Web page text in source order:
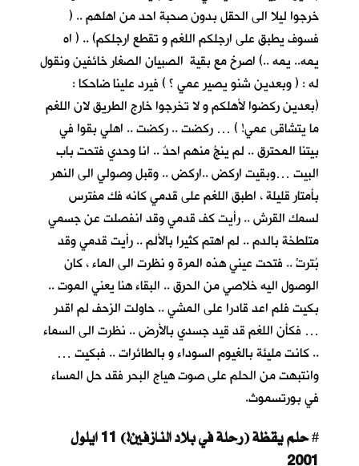
خرجوا ليلا الى الحقل بدون صحبة احد من اهلهم .. (
فسوف يطبق على ارجلكم اللغم و تقطع ارجلكم) .. ( اه
يمه.. يمه ..) اصرخ مع بقية الصبيان الصغار خائفين ونقول
له : ( وبعدين شنو يصير عمي ؟ ) فيرد علينا ضاحكا :
(بعدين ركضوا لأهلكم و لا تخرجوا خارج الطريق لان اللغم
ما يتشاقى عمي! ) … ركضت .. ركضت .. اهلي بقوا في
بيتنا المحترق .. لم ينجُ منهم احدٌ .. انا وحدي فتحت باب
البيت …وبقيت اركض ..اركض .. وقبل وصولي الى النهر
بأمتار قليلة ، اطبق اللغم على قدمي كانه فك مفترس
لسمك القرش .. رأيت كف قدمي وقد انفصلت عن جسمي
متلطخة بالدم .. لم اهتم كثيرا بالألم .. رأيت قدمي وقد
بُترتْ .. فتحت عيني هذه المرة و نظرت الى الماء ، كان
الوصول اليه خلاصي من الحرق .. البقاء هنا يعني الموت ..
بكيت فلم اعد قادرا على المشي .. حاولت الزحف لم اقدر
… فكأن اللغم قد قيد جسدي بالأرض .. نظرت الى السماء
.. كانت مليئة بالغيوم السوداء و بالطائرات .. فبكيت …
وانتبهت من الحلم على صوت هياج البحر فقد حل المساء
في بورتسموث.
# حلم يقظة (رحلة في بلاد النازفين!) 11 ايلول